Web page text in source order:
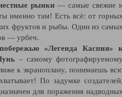
рынки — самые свежие
именно там! Есть всё: от
фруктов и рыбы. Один из
— урбеч.
«Легенда Каспия»
– самому
к экраноплану, понимаешь
По задумке
для поражения